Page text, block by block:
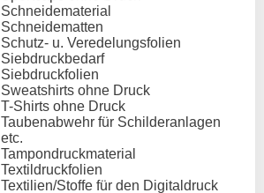
Schneidematerial
Schneidematten
Schutz- u. Veredelungsfolien
Siebdruckbedarf
Siebdruckfolien
Sweatshirts ohne Druck
T-Shirts ohne Druck
Taubenabwehr für Schilderanlagen
etc.
Tampondruckmaterial
Textildruckfolien
Textilien/Stoffe für den Digitaldruck